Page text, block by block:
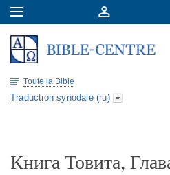
Toute la Bible
Traduction synodale (ru)
Книга Товита,